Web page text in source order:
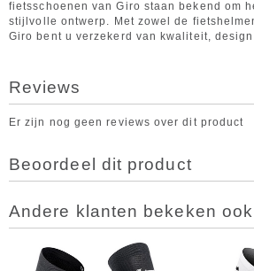
fietsschoenen van Giro staan bekend om
stijlvolle ontwerp. Met zowel de
Giro bent u verzekerd van kwaliteit,
Reviews
Er zijn nog geen reviews over dit product
Beoordeel dit product
Andere klanten bekeken ook